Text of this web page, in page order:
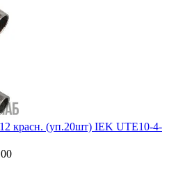
красн. (уп.20шт) IEK UTE10-4-